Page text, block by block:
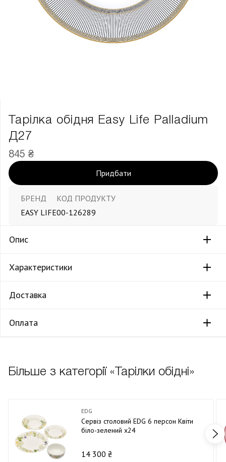
Тарілка обідня Easy Life Palladium
Д27
845 ₴
Придбати
БРЕНД
EASY LIFE
КОД ПРОДУКТУ
00-126289
Опис
Характеристики
Доставка
Оплата
Більше з категорії «Тарілки обідні»
EDG
Сервіз столовий EDG 6 персон Квіти
біло-зелений х24
14 300 ₴